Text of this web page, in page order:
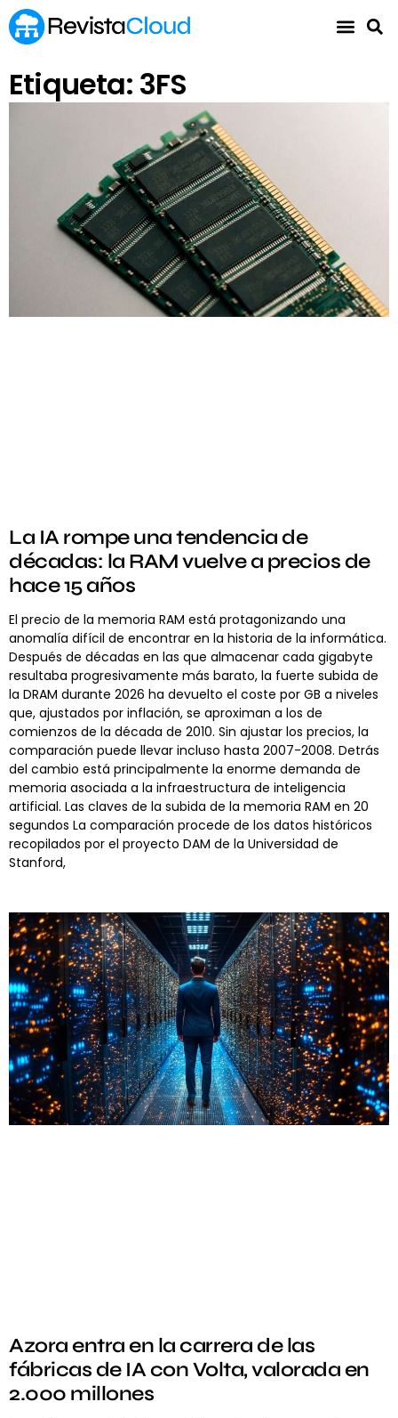
Etiqueta: 3FS
La IA rompe una tendencia de
décadas: la RAM vuelve a precios de
hace 15 años
El precio de la memoria RAM está protagonizando una
anomalía difícil de encontrar en la historia de la informática.
Después de décadas en las que almacenar cada gigabyte
resultaba progresivamente más barato, la fuerte subida de
la DRAM durante 2026 ha devuelto el coste por GB a niveles
que, ajustados por inflación, se aproximan a los de
comienzos de la década de 2010. Sin ajustar los precios, la
comparación puede llevar incluso hasta 2007-2008. Detrás
del cambio está principalmente la enorme demanda de
memoria asociada a la infraestructura de inteligencia
artificial. Las claves de la subida de la memoria RAM en 20
segundos La comparación procede de los datos históricos
recopilados por el proyecto DAM de la Universidad de
Stanford,
Azora entra en la carrera de las
fábricas de IA con Volta, valorada en
2.000 millones